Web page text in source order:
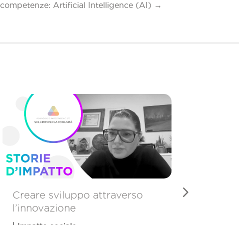
competenze: Artificial Intelligence (AI) →
Creare sviluppo attraverso
l’innovazione